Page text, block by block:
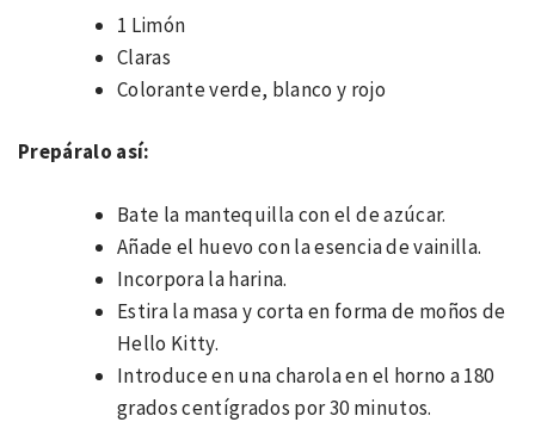
1 Limón
Claras
Colorante verde, blanco y rojo
Prepáralo así:
Bate la mantequilla con el de azúcar.
Añade el huevo con la esencia de vainilla.
Incorpora la harina.
Estira la masa y corta en forma de moños de
Hello Kitty.
Introduce en una charola en el horno a 180
grados centígrados por 30 minutos.